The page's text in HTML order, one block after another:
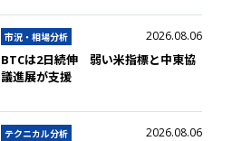
市況・相場分析 2026.08.06
BTCは2日続伸 弱い米指標と中東協
議進展が支援
テクニカル分析 2026.08.06